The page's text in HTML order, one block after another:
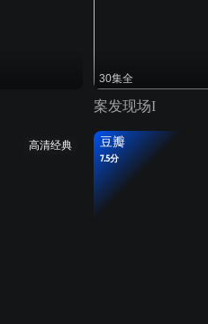
30集全
案发现场I
高清经典 豆瓣
7.5分